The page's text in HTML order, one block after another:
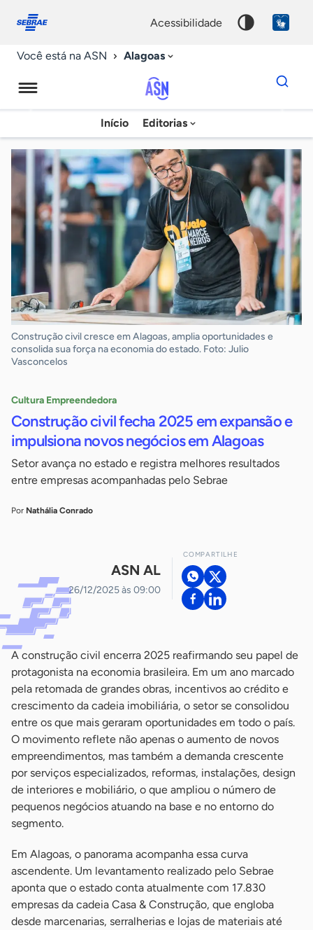
conosco
acessibilidade
Você está na ASN Alagoas
Agência
Sebrae
de
Notícias
Início Editorias
Dados
para
chave
Construção civil cresce em Alagoas, amplia oportunidades e
consolida sua força na economia do estado. Foto: Julio
Vasconcelos
Cultura Empreendedora
Construção civil fecha 2025 em expansão e
impulsiona novos negócios em Alagoas
Setor avança no estado e registra melhores resultados
entre empresas acompanhadas pelo Sebrae
Por Nathália Conrado
ASN AL
26/12/2025 às 09:00
COMPARTILHE
A construção civil encerra 2025 reafirmando seu papel de
protagonista na economia brasileira. Em um ano marcado
pela retomada de grandes obras, incentivos ao crédito e
crescimento da cadeia imobiliária, o setor se consolidou
entre os que mais geraram oportunidades em todo o país.
O movimento reflete não apenas o aumento de novos
empreendimentos, mas também a demanda crescente
por serviços especializados, reformas, instalações, design
de interiores e mobiliário, o que ampliou o número de
pequenos negócios atuando na base e no entorno do
segmento.
Em Alagoas, o panorama acompanha essa curva
ascendente. Um levantamento realizado pelo Sebrae
aponta que o estado conta atualmente com 17.830
empresas da cadeia Casa & Construção, que engloba
desde marcenarias, serralherias e lojas de materiais até